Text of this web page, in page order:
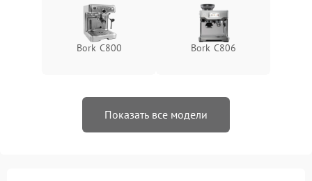
Bork C800 Bork C806
Показать все модели